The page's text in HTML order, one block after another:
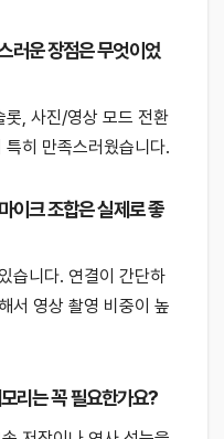
러운 장점은 무엇이었
롯, 사진/영상 모드 전환
히 만족스러웠습니다.
크 조합은 실제로 좋
습니다. 연결이 간단하
서 영상 촬영 비중이 높
는 꼭 필요한가요?